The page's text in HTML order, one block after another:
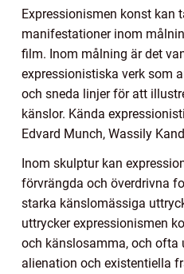
Expressionismen konst kan
manifestationer inom
film. Inom målning är det
expressionistiska verk som
och sneda linjer för att
känslor. Kända
Edvard Munch, Wassily
Inom skulptur kan
förvrängda och överdrivna
starka känslomässiga
uttrycker expressionismen
och känslosamma, och ofta
alienation och existentiella